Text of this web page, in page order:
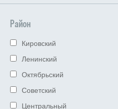
Район
Кировский
Ленинский
Октябрьский
Советский
Центральный